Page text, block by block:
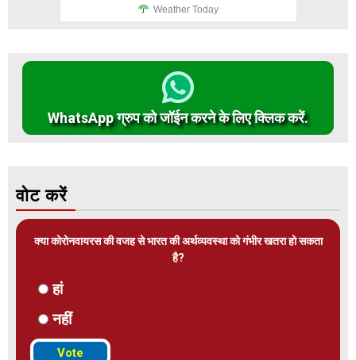
Weather Today
WhatsApp ग्रुप को जॉईन करने के लिए क्लिक करें.
वोट करें
क्या कोरोनवायरस की वजह से भारत की अर्थव्यवस्था को गंभीर खतरा हो सकता
है?
हां
नहीं